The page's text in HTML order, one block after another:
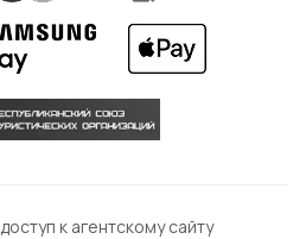
к агентскому сайту